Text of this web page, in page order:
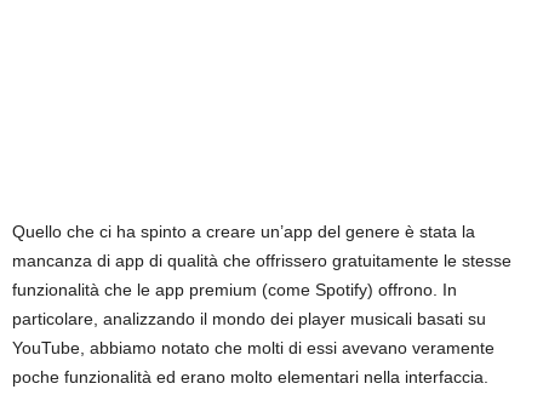
Quello che ci ha spinto a creare un’app del genere è stata la
mancanza di app di qualità che offrissero gratuitamente le stesse
funzionalità che le app premium (come Spotify) offrono. In
particolare, analizzando il mondo dei player musicali basati su
YouTube, abbiamo notato che molti di essi avevano veramente
poche funzionalità ed erano molto elementari nella interfaccia.